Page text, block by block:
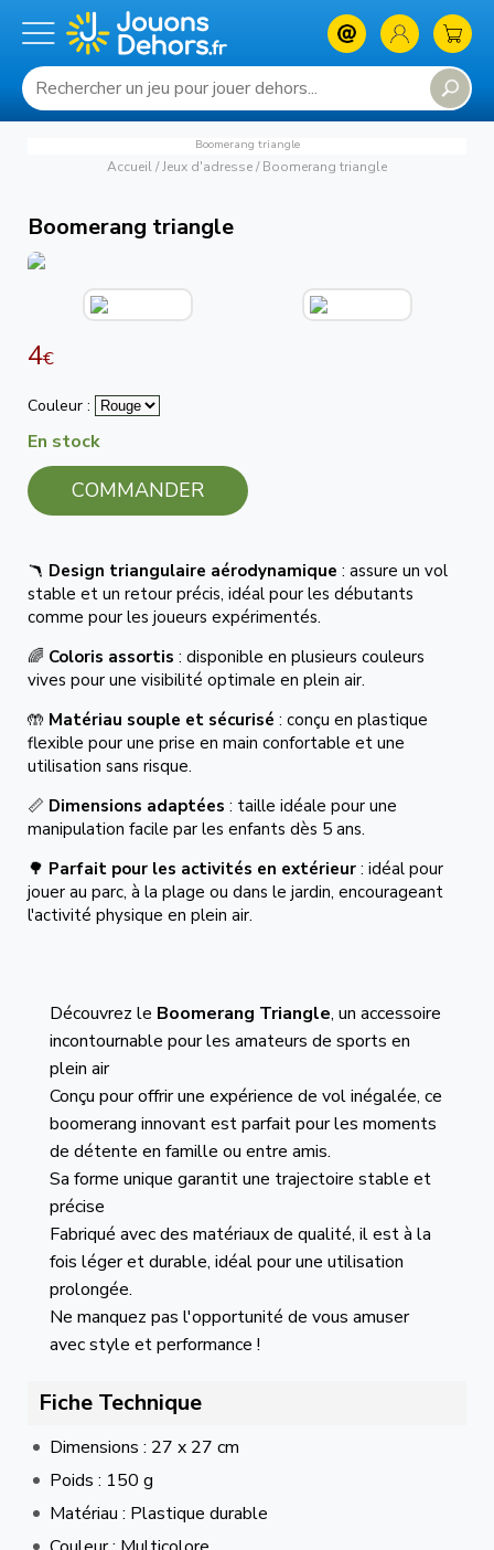
Boomerang triangle
Accueil/Jeux d'adresse/ Boomerang triangle
Découvrez le Boomerang Triangle, un accessoire
incontournable pour les amateurs de sports en
plein air
Conçu pour offrir une expérience de vol inégalée, ce
boomerang innovant est parfait pour les moments
de détente en famille ou entre amis.
Sa forme unique garantit une trajectoire stable et
précise
Fabriqué avec des matériaux de qualité, il est à la
fois léger et durable, idéal pour une utilisation
prolongée.
Ne manquez pas l'opportunité de vous amuser
avec style et performance !
Fiche Technique
Dimensions : 27 x 27 cm
Poids : 150 g
Matériau : Plastique durable
Boomerang triangle
4€
Couleur :
En stock
COMMANDER
🪃 Design triangulaire aérodynamique : assure un vol
stable et un retour précis, idéal pour les débutants
comme pour les joueurs expérimentés.
🌈 Coloris assortis : disponible en plusieurs couleurs
vives pour une visibilité optimale en plein air.
🤲 Matériau souple et sécurisé : conçu en plastique
flexible pour une prise en main confortable et une
utilisation sans risque.
📏 Dimensions adaptées : taille idéale pour une
manipulation facile par les enfants dès 5 ans.
🌳 Parfait pour les activités en extérieur : idéal pour
jouer au parc, à la plage ou dans le jardin, encourageant
l'activité physique en plein air.